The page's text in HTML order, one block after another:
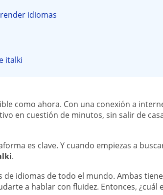
idiomas
italki
como ahora. Con una conexión a
en cuestión de minutos, sin salir de
es clave. Y cuando empiezas a
.
idiomas de todo el mundo. Ambas
a hablar con fluidez. Entonces, ¿cuál